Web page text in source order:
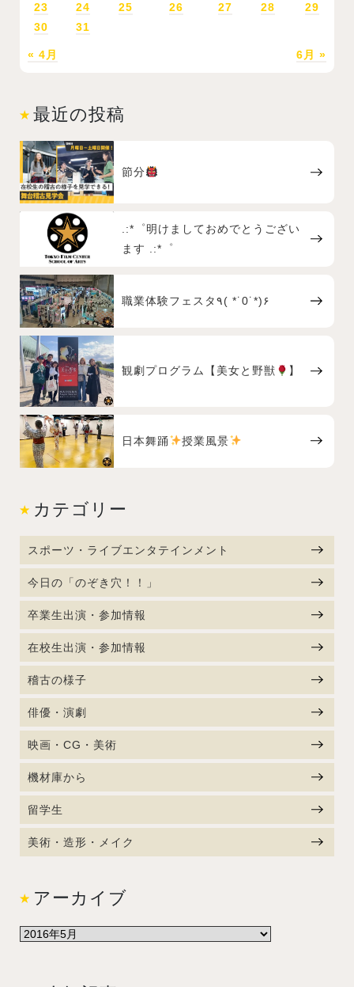
« 4月 6月 »
23
24 25 26 27 28
29
30
31
最近の投稿
節分
.:*゜明けましておめでとうござい
ます .:*゜
職業体験フェスタ٩( *˙0˙*)۶
観劇プログラム【美女と野獣 】
日本舞踊 授業風景
カテゴリー
スポーツ・ライブエンタテインメント
今日の「のぞき穴！！」
卒業生出演・参加情報
在校生出演・参加情報
稽古の様子
俳優・演劇
映画・CG・美術
機材庫から
留学生
美術・造形・メイク
アーカイブ